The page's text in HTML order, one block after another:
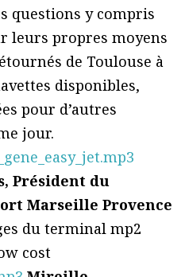
questions y compris
leurs propres moyens
de Toulouse à
disponibles,
pour d’autres
jour.
Président du
Marseille Provence
du terminal mp2
cost